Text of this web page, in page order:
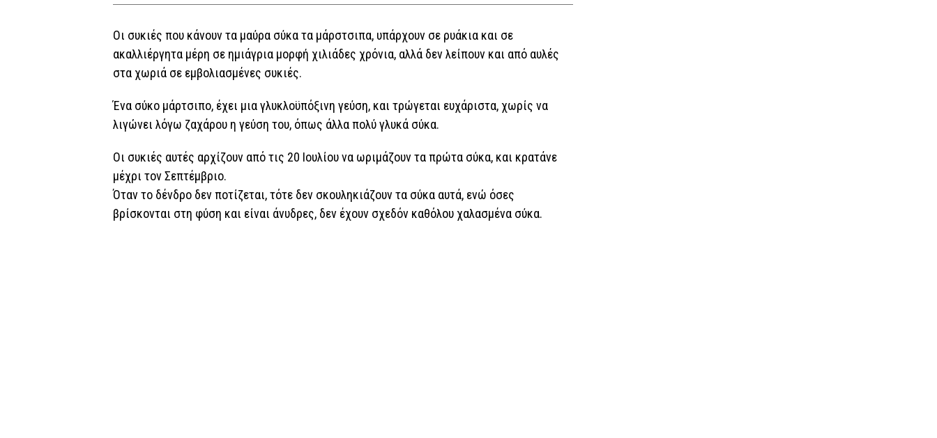
Οι συκιές που κάνουν τα μαύρα σύκα τα μάρστσιπα, υπάρχουν σε ρυάκια και σε
ακαλλιέργητα μέρη σε ημιάγρια μορφή χιλιάδες χρόνια, αλλά δεν λείπουν και από αυλές
στα χωριά σε εμβολιασμένες συκιές.
Ένα σύκο μάρτσιπο, έχει μια γλυκλοϋπόξινη γεύση, και τρώγεται ευχάριστα, χωρίς να
λιγώνει λόγω ζαχάρου η γεύση του, όπως άλλα πολύ γλυκά σύκα.
Οι συκιές αυτές αρχίζουν από τις 20 Ιουλίου να ωριμάζουν τα πρώτα σύκα, και κρατάνε
μέχρι τον Σεπτέμβριο.
Όταν το δένδρο δεν ποτίζεται, τότε δεν σκουληκιάζουν τα σύκα αυτά, ενώ όσες
βρίσκονται στη φύση και είναι άνυδρες, δεν έχουν σχεδόν καθόλου χαλασμένα σύκα.